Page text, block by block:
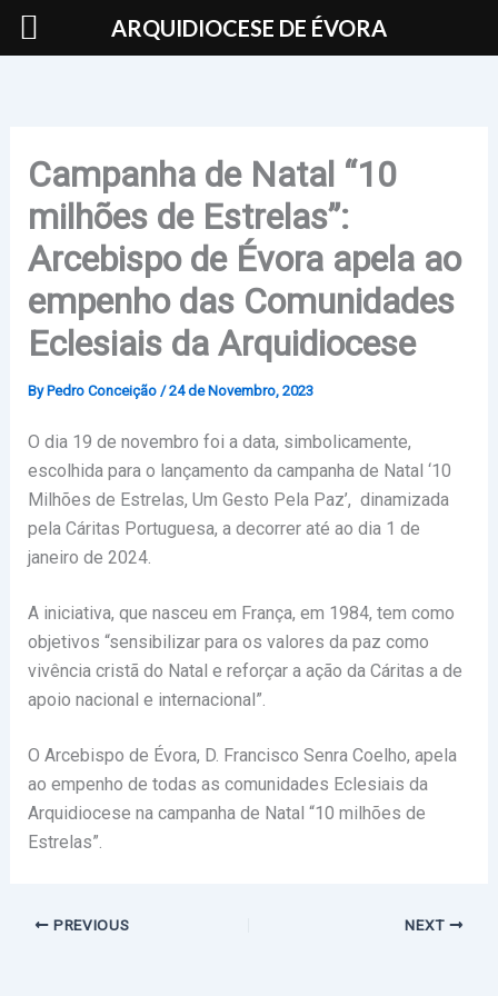
Skip
Campanha de Natal “10
milhões de Estrelas”:
Arcebispo de Évora apela ao
empenho das Comunidades
Eclesiais da Arquidiocese
By Pedro Conceição /24 de Novembro, 2023
O dia 19 de novembro foi a data, simbolicamente,
escolhida para o lançamento da campanha de Natal ‘10
Milhões de Estrelas, Um Gesto Pela Paz’, dinamizada
pela Cáritas Portuguesa, a decorrer até ao dia 1 de
janeiro de 2024.
A iniciativa, que nasceu em França, em 1984, tem como
objetivos “sensibilizar para os valores da paz como
vivência cristã do Natal e reforçar a ação da Cáritas a de
apoio nacional e internacional”.
O Arcebispo de Évora, D. Francisco Senra Coelho, apela
ao empenho de todas as comunidades Eclesiais da
Arquidiocese na campanha de Natal “10 milhões de
Estrelas”.
PREVIOUS NEXT
ARQUIDIOCESE DE ÉVORA